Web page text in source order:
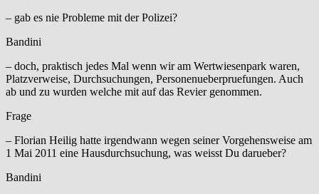
– gab es nie Probleme mit der Polizei?
Bandini
– doch, praktisch jedes Mal wenn wir am Wertwiesenpark waren,
Platzverweise, Durchsuchungen, Personenueberpruefungen. Auch
ab und zu wurden welche mit auf das Revier genommen.
Frage
– Florian Heilig hatte irgendwann wegen seiner Vorgehensweise am
1 Mai 2011 eine Hausdurchsuchung, was weisst Du darueber?
Bandini